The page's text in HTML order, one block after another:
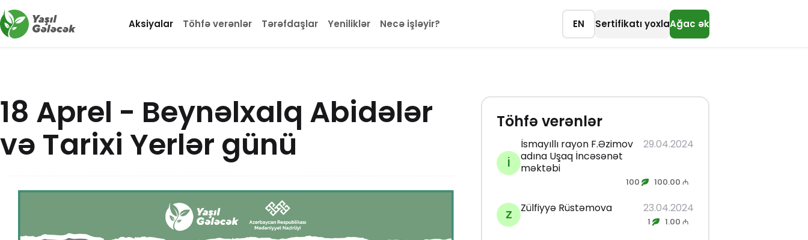
Aksiyalar Töhfə verənlər Tərəfdaşlar Yeniliklər Necə işləyir? EN Sertifikatı yoxlaAğac ək
18 Aprel - Beynəlxalq Abidələr
və Tarixi Yerlər günü
Töhfə verənlər
İ
İsmayıllı rayon F.Əzimov
adına Uşaq İncəsənət
məktəbi
29.04.2024
100 100.00 ₼
Z Zülfiyyə Rüstəmova 23.04.2024
1 1.00 ₼